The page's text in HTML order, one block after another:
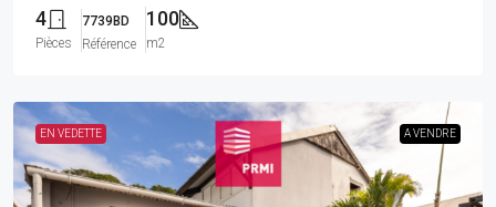
4
Pièces
7739BD
Référence
100
m2
EN VEDETTE A VENDRE